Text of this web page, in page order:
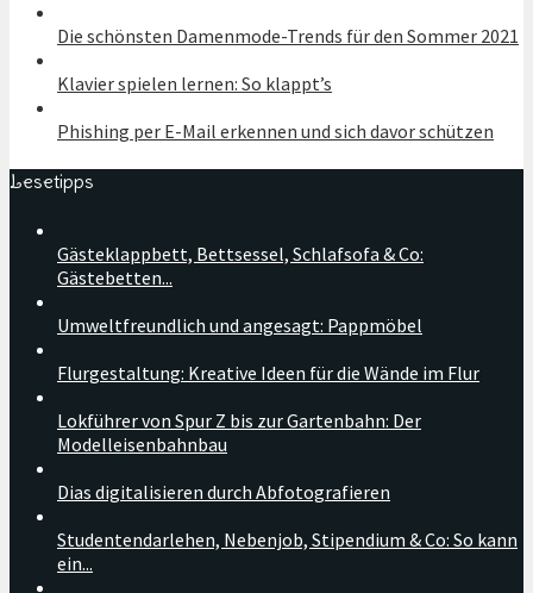
Die schönsten Damenmode-Trends für den Sommer 2021
Klavier spielen lernen: So klappt’s
Phishing per E-Mail erkennen und sich davor schützen
Lesetipps
Gästeklappbett, Bettsessel, Schlafsofa & Co:
Gästebetten...
Umweltfreundlich und angesagt: Pappmöbel
Flurgestaltung: Kreative Ideen für die Wände im Flur
Lokführer von Spur Z bis zur Gartenbahn: Der
Modelleisenbahnbau
Dias digitalisieren durch Abfotografieren
Studentendarlehen, Nebenjob, Stipendium & Co: So kann
ein...